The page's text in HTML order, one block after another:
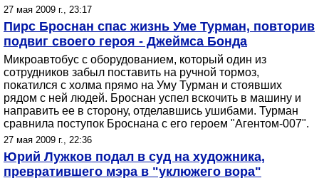
27 мая 2009 г., 23:17
Пирс Броснан спас жизнь Уме Турман, повторив
подвиг своего героя - Джеймса Бонда
Микроавтобус с оборудованием, который один из
сотрудников забыл поставить на ручной тормоз,
покатился с холма прямо на Уму Турман и стоявших
рядом с ней людей. Броснан успел вскочить в машину и
направить ее в сторону, отделавшись ушибами. Турман
сравнила поступок Броснана с его героем "Агентом-007".
27 мая 2009 г., 22:36
Юрий Лужков подал в суд на художника,
превратившего мэра в "уклюжего вора"